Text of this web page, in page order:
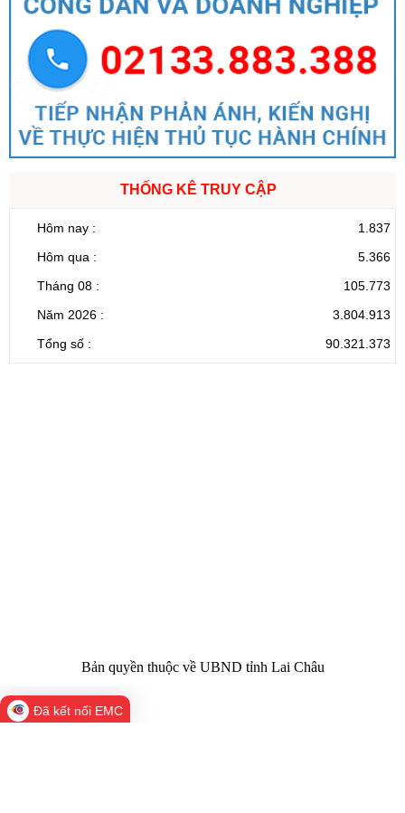
THỐNG KÊ TRUY CẬP
Hôm nay :
1.837
Hôm qua :
5.366
Tháng 08 :
105.773
Năm 2026 :
3.804.913
Tổng số :
90.321.373
Bản quyền thuộc về UBND tỉnh Lai Châu
Đã kết nối EMC